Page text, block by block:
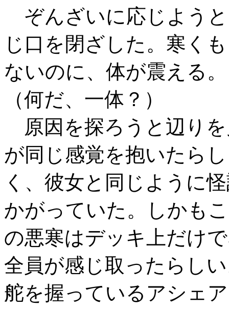
ぞんざいに応じよう
じ口を閉ざした。寒くも
ないのに、体が震える。
（何だ、一体？）
原因を探ろうと辺り
が同じ感覚を抱いたらし
く、彼女と同じように
かがっていた。しかもこ
の悪寒はデッキ上だけ
全員が感じ取ったらし
舵を握っているアシェ